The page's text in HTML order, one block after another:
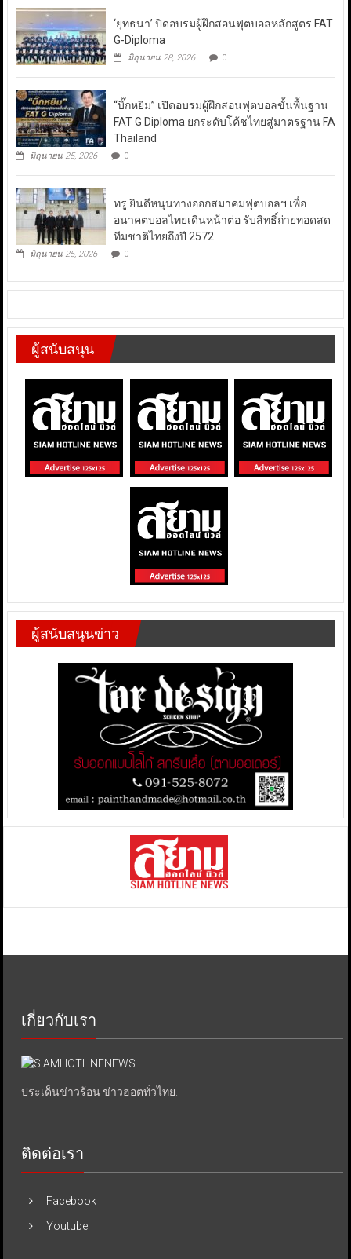
‘ยุทธนา’ ปิดอบรมผู้ฝึกสอนฟุตบอลหลักสูตร FAT
G-Diploma
มิถุนายน 28, 2026 0
“บิ๊กหยิม” เปิดอบรมผู้ฝึกสอนฟุตบอลขั้นพื้นฐาน
FAT G Diploma ยกระดับโค้ชไทยสู่มาตรฐาน FA
Thailand
มิถุนายน 25, 2026 0
ทรู ยินดีหนุนทางออกสมาคมฟุตบอลฯ เพื่อ
อนาคตบอลไทยเดินหน้าต่อ รับสิทธิ์ถ่ายทอดสด
ทีมชาติไทยถึงปี 2572
มิถุนายน 25, 2026 0
ผู้สนับสนุน
ผู้สนับสนุนข่าว
เกี่ยวกับเรา
ประเด็นข่าวร้อน ข่าวฮอตทั่วไทย.
ติดต่อเรา
Facebook
Youtube